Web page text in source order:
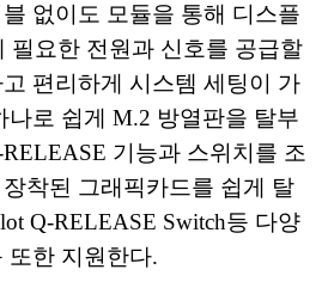
없이도 모듈을 통해 디스플
필요한 전원과 신호를 공급할
편리하게 시스템 세팅이 가
나로 쉽게 M.2 방열판을 탈부
기능과 스위치를 조
착된 그래픽카드를 쉽게 탈
Q-RELEASE Switch등 다양
또한 지원한다.